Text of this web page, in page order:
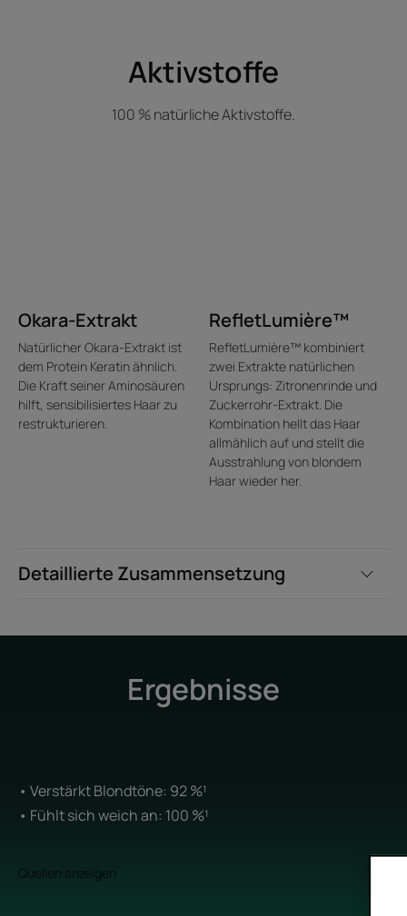
• LEICHT ZU KÄMMEN: Das Haar ist sofort leichter
Aktivstoffe
100 % natürliche Aktivstoffe.
Detaillierte Zusammensetzung
Okara-Extrakt
Natürlicher Okara-Extrakt ist
dem Protein Keratin ähnlich.
Die Kraft seiner Aminosäuren
hilft, sensibilisiertes Haar zu
restrukturieren.
RefletLumière™
RefletLumière™ kombiniert
zwei Extrakte natürlichen
Ursprungs: Zitronenrinde und
Zuckerrohr-Extrakt. Die
Kombination hellt das Haar
allmählich auf und stellt die
Ausstrahlung von blondem
Haar wieder her.
Ergebnisse
• Verstärkt Blondtöne: 92 %¹
• Fühlt sich weich an: 100 %¹
Quellen anzeigen